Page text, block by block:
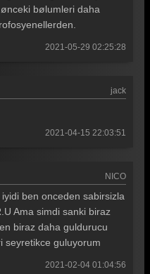
bølumleri daha
2021-05-29 02:25:28
jack
2021-04-15 22:03:51
NICO
ben onceden sabirsizla
Ama simdi sanki biraz
biraz daha guldurucu
seyretikce guluyorum
2021-02-04 01:04:56